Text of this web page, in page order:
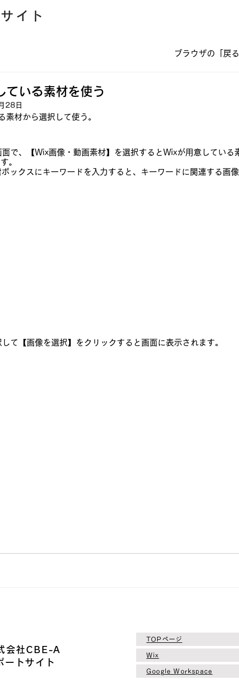
イト
ブラウザの「戻
ている素材を使う
28日
素材から選択して使う。
面で、【Wix画像・動画素材】を選択するとWixが用意してい
す。
スにキーワードを入力すると、キーワードに関連する画像
して【画像を選択】をクリックすると画面に表示されます。
会社CBE-A
ートサイト
TOPページ
Wix
​Google Workspace